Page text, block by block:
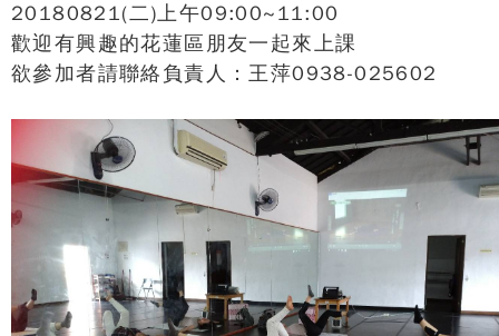
20180821(二)上午09:00~11:00
歡迎有興趣的花蓮區朋友一起來上課
欲參加者請聯絡負責人：王萍0938-025602